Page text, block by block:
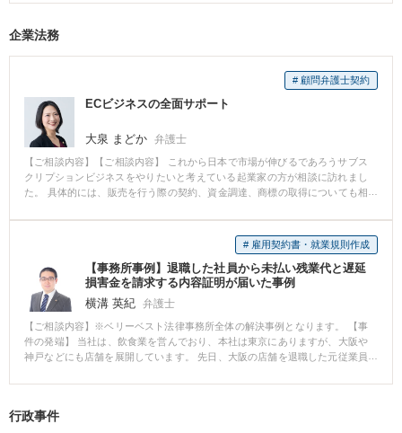
続を行いました。 ところが、倉庫に届いた製品には記載上の不備があり、A
るXのもとへ向けて出国しました。 しかし、その翌日、Xの部下らがAさんの
見されました。 その後、帰国したAさんは覚せい剤取締法違反（営利目的所
持）の疑いで逮捕されました。 ■相談～解決の流れ 初回接見時から、Aさんは
覚せい剤が製品に隠匿されているとは知らなかったと述べており、Aさんの話
は具体的で真に迫るものがありました。 当事務所の弁護士もAさんの無実を
信じて、一貫した無罪主張を続けました。 Aさんは起訴され、検察官は、Aさ
んには覚せい剤所持の認識があったと主張しましたが、当事務所の弁護士
は、当時Aさんは生じた疑問を払拭すべく行動しており、覚せい剤の隠匿を知
っている者の行動とは考えられないこと、税関や運送業者でさえ気が付かな
と、Aさんは覚せい剤保管の対価と呼べるような金員をXらから受け取ってい
ないこと、などを主張しました。 公判では多数の書証や長時間にわたる被告
人質問を経ましたが、裁判所は、Aさんに覚せい剤所持の認識があったと認め
るには疑いが残るとして、無罪判決を言い渡しました。 ■解決のポイント 本
件の最大の争点は、Aさん自身に覚せい剤所持の認識があったか否かでした。
検察官は、間接事実を積み重ねることによってこれを立証しようとしました
が、当事務所の弁護士は、それらの間接事実をもってしてもAさんが覚せい剤
の存在を認識していたという結論は導かれない旨を説得的に主張するととも
に、反対に、Aさんが覚せい剤の存在を知らなかったことをうかがわせる事実
を挙げていきました。 その結果、無罪判決を勝ち取ることができ、無実のA
企業法務
# 顧問弁護士契約
ECビジネスの全面サポート
大泉 まどか 弁護士
【ご相談内容】【ご相談内容】 これから日本で市場が伸びるであろうサブス
クリプションビジネスをやりたいと考えている起業家の方が相談に訪れまし
た。 具体的には、販売を行う際の契約、資金調達、商標の取得についても相
ら自宅に商品が届くというサービスだったので、いわゆるECに該当します。
したがって、三点セット(利用規約/プライバシーポリシー/特商法表示)が必要
であること、それらは当職にて作成可能である旨を案内しました。 商標につ
いては、事業開始時点では必ずしも必要ではありません。特に、ベンチャー
ビジネスにおいては事業内容が変遷するのが通常なので、事業がグロースし
かけたタイミングで良いのではないかと案内しました。 資金調達について
は、様々な方法があります。自己資金で始める方法、融資を受ける方法、株
式を放出する方法などです。 ご本人の要望や事業のフェーズをお伺いし、具
体的な方向性を示しました。 また、助成金を得るという方法もあるので、そ
ちらも案内しました。 【コメント】 起業経験のない方がゼロからイチのビジ
「次のフェーズに移るためには今何が必要か」 を示してあげることは、非常
# 雇用契約書・就業規則作成
【事務所事例】退職した社員から未払い残業代と遅延
損害金を請求する内容証明が届いた事例
横溝 英紀 弁護士
【ご相談内容】※ベリーベスト法律事務所全体の解決事例となります。 【事
件の発端】 当社は、飲食業を営んでおり、本社は東京にありますが、大阪や
神戸などにも店舗を展開しています。 先日、大阪の店舗を退職した元従業員
損害金の支払いを請求するという通知書が内容証明郵便にて届きました。 ま
トの対応とその結果】 Xさんは、大阪にいるとのことでしたので、Xさんとの
行政事件